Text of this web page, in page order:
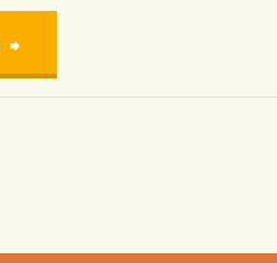
"Resumo
2007/2008